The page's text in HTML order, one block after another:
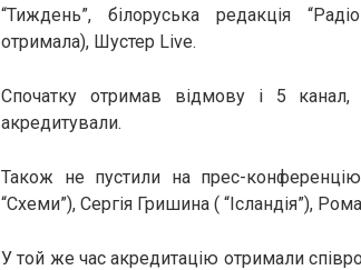
“Тиждень”, білоруська редакція
отримала), Шустер Live.
Спочатку отримав відмову і 5 канал,
акредитували.
Також не пустили на прес-
“Схеми”), Сергія Гришина ( “Ісландія”),
У той же час акредитацію отримали